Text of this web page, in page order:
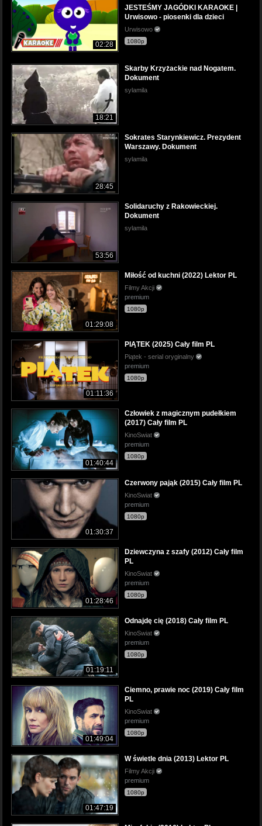
02:28
JESTEŚMY JAGÓDKI KARAOKE |
Urwisowo - piosenki dla dzieci
Urwisowo
1080p
18:21
Skarby Krzyżackie nad Nogatem.
Dokument
sylamila
28:45
Sokrates Starynkiewicz. Prezydent
Warszawy. Dokument
sylamila
53:56
Solidaruchy z Rakowieckiej.
Dokument
sylamila
01:29:08
Miłość od kuchni (2022) Lektor PL
Filmy Akcji
premium
1080p
01:11:36
PIĄTEK (2025) Cały film PL
Piątek - serial oryginalny
premium
1080p
01:40:44
Człowiek z magicznym pudełkiem
(2017) Cały film PL
KinoSwiat
premium
1080p
01:30:37
Czerwony pająk (2015) Cały film PL
KinoSwiat
premium
1080p
01:28:46
Dziewczyna z szafy (2012) Cały film
PL
KinoSwiat
premium
1080p
01:19:11
Odnajdę cię (2018) Cały film PL
KinoSwiat
premium
1080p
01:49:04
Ciemno, prawie noc (2019) Cały film
PL
KinoSwiat
premium
1080p
01:47:19
W świetle dnia (2013) Lektor PL
Filmy Akcji
premium
1080p